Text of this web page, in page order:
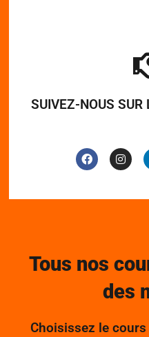
SUIVEZ-NOUS SUR
Tous nos
des
Choisissez le